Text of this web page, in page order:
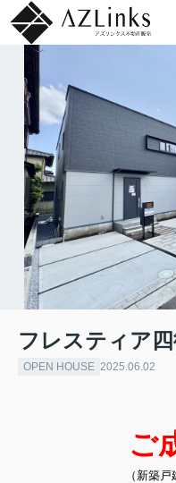
フレスティア
OPEN HOUSE 2025.06.02
ご
（新築